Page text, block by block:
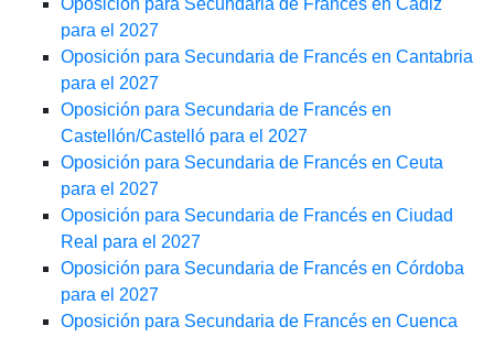
Oposición para Secundaria de Francés en Cádiz
para el 2027
Oposición para Secundaria de Francés en Cantabria
para el 2027
Oposición para Secundaria de Francés en
Castellón/Castelló para el 2027
Oposición para Secundaria de Francés en Ceuta
para el 2027
Oposición para Secundaria de Francés en Ciudad
Real para el 2027
Oposición para Secundaria de Francés en Córdoba
para el 2027
Oposición para Secundaria de Francés en Cuenca